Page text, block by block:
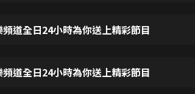
道全日24小時為你送上精彩節目
道全日24小時為你送上精彩節目